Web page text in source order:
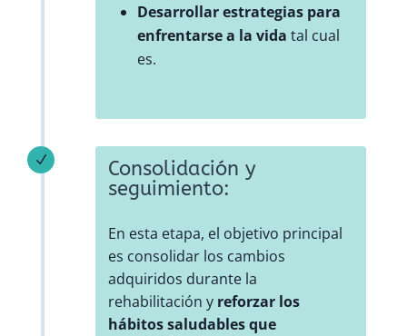
Desarrollar estrategias para
enfrentarse a la vida tal cual
es.
N
Consolidación y
seguimiento:
En esta etapa, el objetivo principal
es consolidar los cambios
adquiridos durante la
rehabilitación y reforzar los
hábitos saludables que